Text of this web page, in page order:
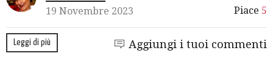
19 Novembre 2023 Piace 5
Leggi di più Aggiungi i tuoi commenti